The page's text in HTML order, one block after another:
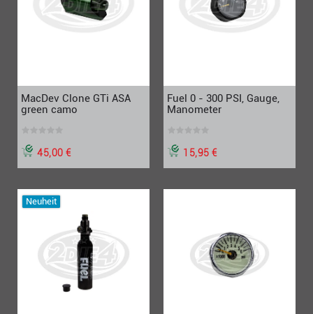
MacDev Clone GTi ASA
green camo
45,00 €
Fuel 0 - 300 PSI, Gauge,
Manometer
15,95 €
Neuheit